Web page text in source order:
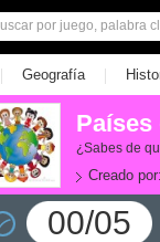
| Geografía |
¿Sabes de
Creado por:
00/05